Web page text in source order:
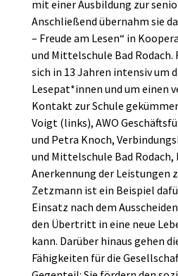
mit einer Ausbildung zur
Anschließend übernahm sie
– Freude am Lesen“ in
und Mittelschule Bad
sich in 13 Jahren intensiv um
Lesepat*innen und um einen
Kontakt zur Schule
Voigt (links), AWO
und Petra Knoch,
und Mittelschule Bad
Anerkennung der Leistungen
Zetzmann ist ein Beispiel
Einsatz nach dem
den Übertritt in eine neue
kann. Darüber hinaus gehen
Fähigkeiten für die